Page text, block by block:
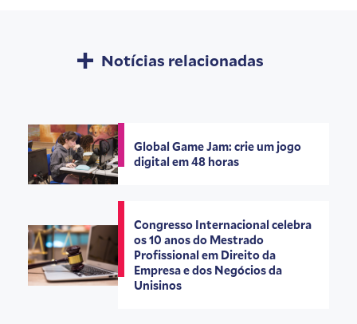
Notícias relacionadas
Global Game Jam: crie um jogo
digital em 48 horas
Congresso Internacional celebra
os 10 anos do Mestrado
Profissional em Direito da
Empresa e dos Negócios da
Unisinos